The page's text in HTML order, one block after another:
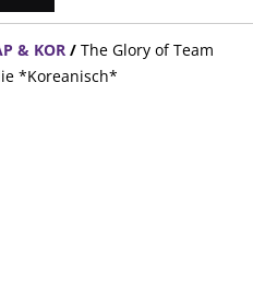
& KOR / The Glory of Team
*Koreanisch*